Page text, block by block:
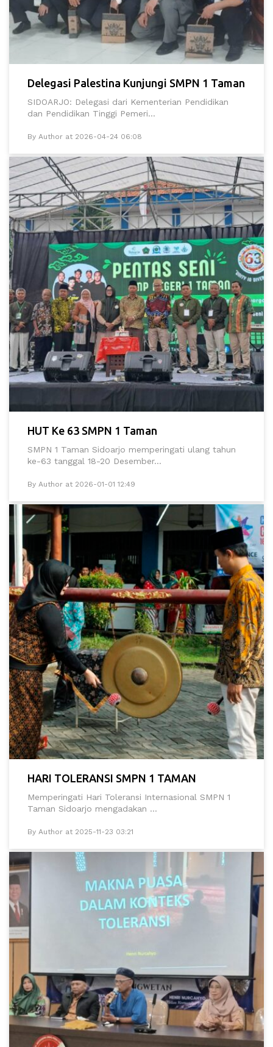
Delegasi Palestina Kunjungi SMPN 1 Taman
SIDOARJO: Delegasi dari Kementerian Pendidikan
dan Pendidikan Tinggi Pemeri...
By Author at 2026-04-24 06:08
HUT Ke 63 SMPN 1 Taman
SMPN 1 Taman Sidoarjo memperingati ulang tahun
ke-63 tanggal 18-20 Desember...
By Author at 2026-01-01 12:49
HARI TOLERANSI SMPN 1 TAMAN
Memperingati Hari Toleransi Internasional SMPN 1
Taman Sidoarjo mengadakan ...
By Author at 2025-11-23 03:21